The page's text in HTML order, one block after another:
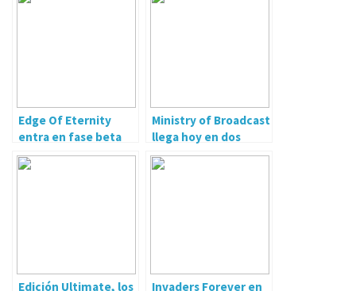
Edge Of Eternity
entra en fase beta
Ministry of Broadcast
llega hoy en dos
exclusivas ediciones
físicas
Edición Ultimate, los
Invaders Forever en